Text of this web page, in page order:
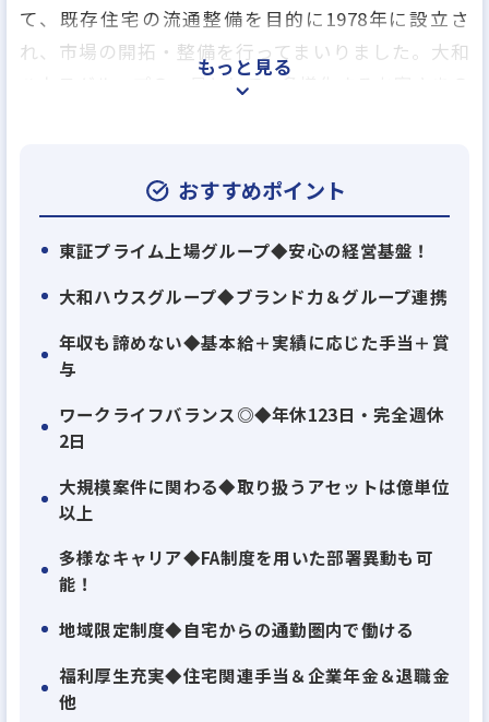
て、既存住宅の流通整備を目的に1978年に設立さ
れ、市場の開拓・整備を行ってまいりました。大和
ハウスグループの一員として、多様化するお客さまの
新築・販売・再生、宅地開発、賃貸管理までをトー
タルで手掛け、仲介機能だけの会社では実現できな
い、総合不動産会社としての付加価値を創出してい
私たちは、このパーパスを実現するために、大切に
したい3つの想いとして、“社会の幸せ”（持続可能な
社会の実現）“お客さまの幸せ” “従業員やその家族の
幸せ”を掲げ「人を まちを つなぐ 夢へのピースに」
を“目指す姿”（ビジョン）として制定しました。
私たちは、総合不動産会社の強みを活かし、住まい
従業員に絆と誇りを、夢ある未来を実現するパート
もっと見る
おすすめポイント
東証プライム上場グループ◆安心の経営基盤！
大和ハウスグループ◆ブランド力＆グループ連携
年収も諦めない◆基本給＋実績に応じた手当＋賞
与
ワークライフバランス◎◆年休123日・完全週休
2日
大規模案件に関わる◆取り扱うアセットは億単位
以上
多様なキャリア◆FA制度を用いた部署異動も可
能！
地域限定制度◆自宅からの通勤圏内で働ける
福利厚生充実◆住宅関連手当＆企業年金＆退職金
他